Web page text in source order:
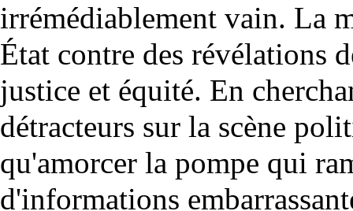
irrémédiablement vain. La
État contre des révélations
justice et équité. En
détracteurs sur la scène
qu'amorcer la pompe qui
d'informations